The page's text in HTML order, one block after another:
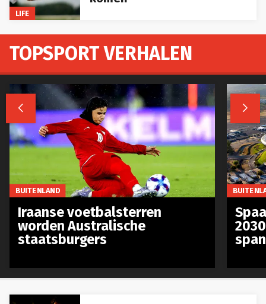
LIFE
TOPSPORT VERHALEN
 
BUITENLAND
Iraanse voetbalsterren
worden Australische
staatsburgers